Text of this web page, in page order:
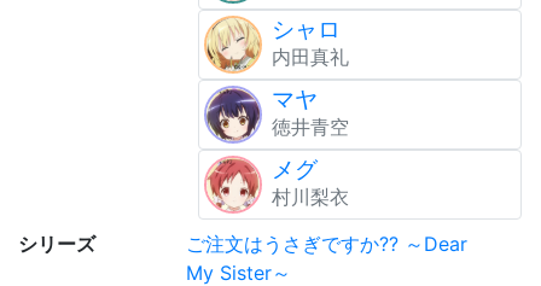
シャロ
内田真礼
マヤ
徳井青空
メグ
村川梨衣
シリーズ
ご注文はうさぎですか?? ～Dear
My Sister～